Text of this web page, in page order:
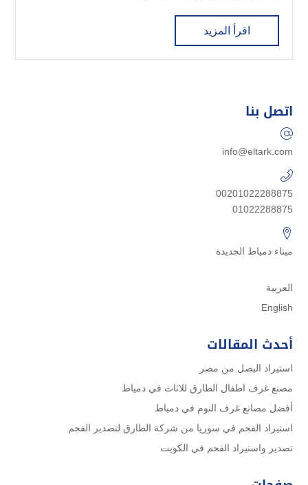
اقرأ المزيد
اتصل بنا
info@eltark.com
00201022288875
01022288875
ميناء دمياط الجديدة
العربية
English
أحدث المقالات
استيراد البصل من مصر
مصنع غرف اطفال الطارق للاثاث في دمياط
أفضل مصانع غرف النوم في دمياط
استيراد الفحم في سوريا من شركة الطارق لتصدير الفحم
تصدير واستيراد الفحم في الكويت